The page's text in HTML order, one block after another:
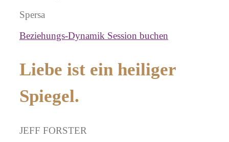
Spersa
Beziehungs-Dynamik Session buchen
Liebe ist ein heiliger
Spiegel.
JEFF FORSTER